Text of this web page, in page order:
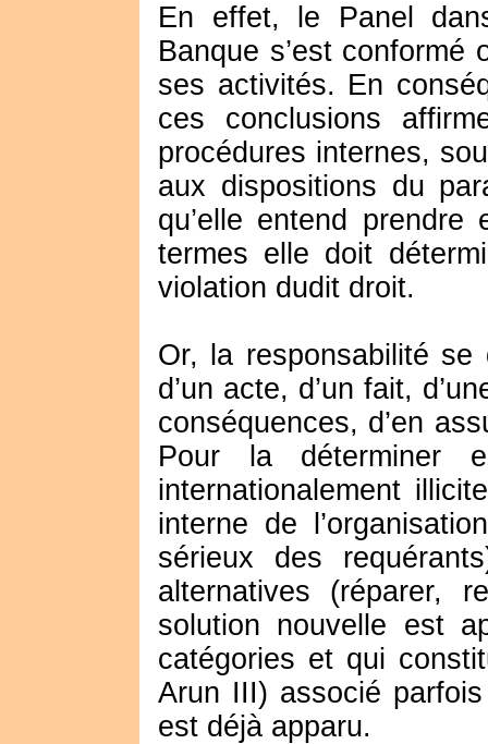
En effet, le Panel
Banque s’est conformé
ses activités. En
ces conclusions
procédures internes,
aux dispositions du
qu’elle entend prendre
termes elle doit
violation dudit droit.
Or, la responsabilité se
d’un acte, d’un fait,
conséquences, d’en
Pour la déterminer
internationalement
interne de
sérieux des
alternatives (réparer,
solution nouvelle est
catégories et qui
Arun III) associé
est déjà apparu.